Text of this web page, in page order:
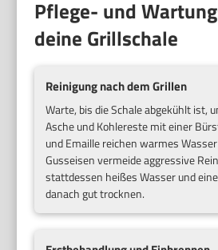
Pflege- und
deine Grillschale
Reinigung nach dem Grillen
Warte, bis die Schale abgekühlt ist,
Asche und Kohlereste mit einer
und Emaille reichen warmes
Gusseisen vermeide aggressive
stattdessen heißes Wasser und
danach gut trocknen.